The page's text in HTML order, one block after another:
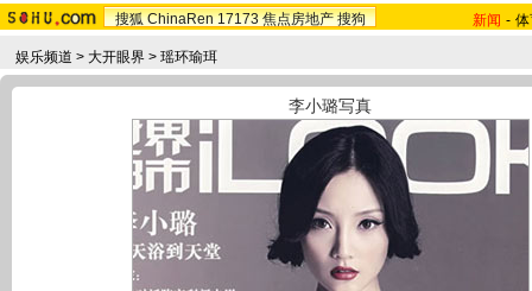
搜狐 ChinaRen 17173 焦点房地产 搜狗 新闻 -
娱乐频道 > 大开眼界 > 瑶环瑜珥
李小璐写真